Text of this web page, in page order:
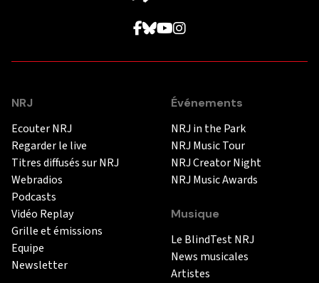
NRJ
Ecouter NRJ
Regarder le live
Titres diffusés sur NRJ
Webradios
Podcasts
Vidéo Replay
Grille et émissions
Equipe
Newsletter
Événements
NRJ in the Park
NRJ Music Tour
NRJ Creator Night
NRJ Music Awards
Musique
Le BlindTest NRJ
News musicales
Artistes